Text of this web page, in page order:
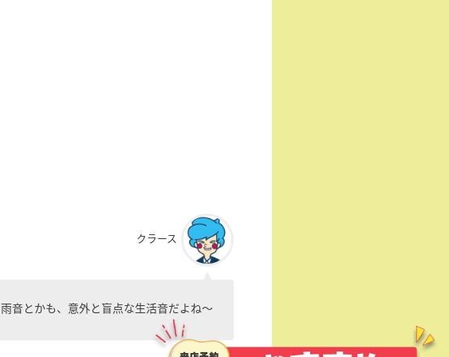
クラース
雨音とかも、意外と盲点な生活音だよね〜